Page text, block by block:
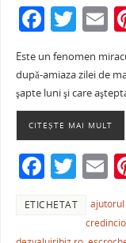
F
a
c
e
b
o
o
k
T
itt
er
E
m
l
Este un fenomen
după-amiaza zilei de
şapte luni şi care
CITEȘTE MAI MULT
F
c
T
itt
E
m
ETICHETAT